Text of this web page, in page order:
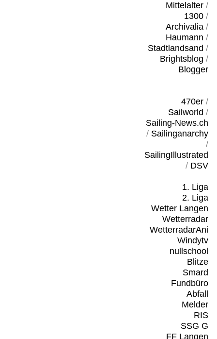
Mittelalter/
1300/
Archivalia/
Haumann /
Stadtlandsand /
Brightsblog /
Blogger
470er/
Sailworld /
Sailing-News.ch
/ Sailinganarchy
/
SailingIllustrated
/ DSV
1. Liga
2. Liga
Wetter Langen
Wetterradar
WetterradarAni
Windytv
nullschool
Blitze
Smard
Fundbüro
Abfall
Melder
RIS
SSG G
FF Langen